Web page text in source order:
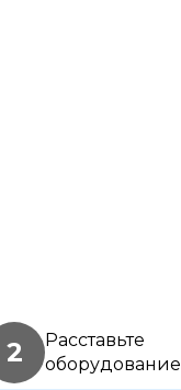
2
Расставьте
оборудование